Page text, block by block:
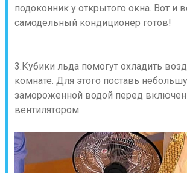
подоконник у открытого окна. Вот и
самодельный кондиционер готов!
3.Кубики льда помогут охладить
комнате. Для этого поставь
замороженной водой перед
вентилятором.